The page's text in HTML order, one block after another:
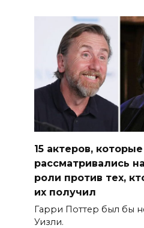
15 актеров, которые
рассматривались
роли против тех,
их получил
Гарри Поттер был бы
Уизли.